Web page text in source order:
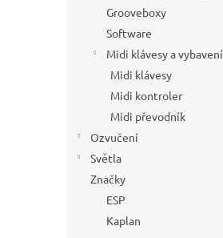
Grooveboxy
Software
Midi klávesy a vybavení
Midi klávesy
Midi kontroler
Midi převodník
Ozvučení
Světla
Značky
ESP
Kaplan